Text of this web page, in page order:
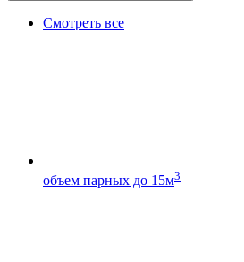
Смотреть все
объем парных до 15м3